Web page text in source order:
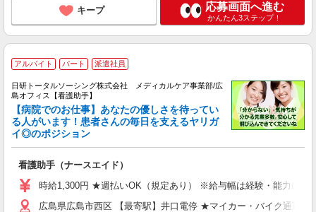
キープ 応募画面へ進む
かんたん3ステップ！
アルバイト パート 派遣社員
日研トータルソーシング株式会社 メディカルケア事業部/広
島オフィス【看護助手】
【病院でのお仕事】あなたの優しさを待ってい
る人がいます！患者さんの毎日を支えるヤリガ
イ◎のポジション
看護助手（ナースエイド）
時給1,300円 ★週払いOK（規定あり） ※給与幅は経験・能力によ
広島県広島市西区 【最寄駅】井口電停 ★マイカー・バイク通勤も